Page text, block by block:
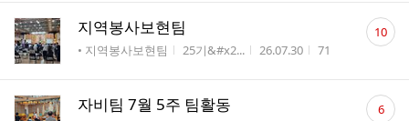
지역봉사보현팀
게시판명
• 지역봉사보현팀 작성자
25기&#x2... 작성시간
26.07.30 조회수
71
댓
글10
자비팀 7월 5주 팀활동
댓
글 6